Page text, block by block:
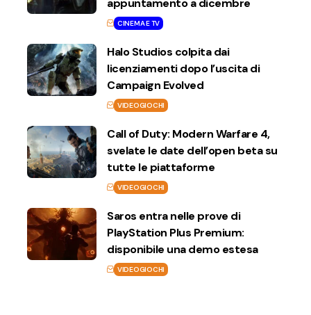
appuntamento a dicembre
CINEMA E TV
Halo Studios colpita dai
licenziamenti dopo l’uscita di
Campaign Evolved
VIDEOGIOCHI
Call of Duty: Modern Warfare 4,
svelate le date dell’open beta su
tutte le piattaforme
VIDEOGIOCHI
Saros entra nelle prove di
PlayStation Plus Premium:
disponibile una demo estesa
VIDEOGIOCHI